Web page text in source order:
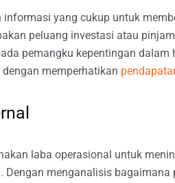
yang cukup untuk
peluang investasi atau
pemangku kepentingan dalam
dengan memperhatikan
laba operasional untuk
Dengan menganalisis bagaimana